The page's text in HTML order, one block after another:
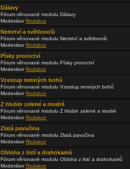
Dálavy
Fórum věnované modulu Dálavy
ModerátorRedakce
Nemrtví a světlonoši
Fórum věnované modulu Nemrtví a světlonoši
ModerátorRedakce
Písky proroctví
Fórum věnované modulu Písky proroctví
ModerátorRedakce
Vzestup temných bohů
Fórum věnované modulu Vzestup temných bohů
ModerátorRedakce
Z hlubin zelené a modré
Fórum věnované modulu Z hlubin zelené a modré
ModerátorRedakce
Zlatá pavučina
Fórum věnované modulu Zlatá pavučina
ModerátorRedakce
Obloha z listí a drahokamů
Fórum věnované modulu Obloha z listí a drahokamů
ModerátorRedakce